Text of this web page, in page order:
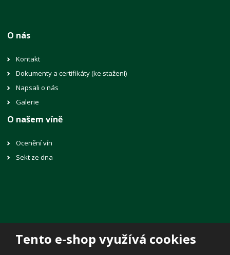
Tento e-shop využívá cookies
O nás
Kontakt
Dokumenty a certifikáty (ke stažení)
Napsali o nás
Galerie
O našem víně
Ocenění vín
Sekt ze dna